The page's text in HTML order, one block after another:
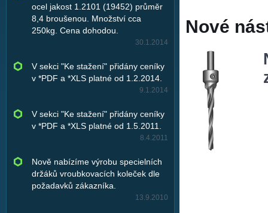
ocel jakost 1.2101 (19452) průměr
8,4 broušenou. Množství cca
250kg. Cena dohodou.
30.1.2014
V sekci "Ke stažení" přidány ceníky
v *PDF a *XLS platné od 1.2.2014.
9.1.2014
V sekci "Ke stažení" přidány ceníky
v *PDF a *XLS platné od 1.5.2011.
8.4.2011
Nově nabízíme výrobu specielních
držáků vroubkovacích koleček dle
požadavků zákazníka.
13.9.2010
Nové